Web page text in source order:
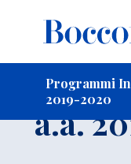
Programmi
2019-2020
a.a.